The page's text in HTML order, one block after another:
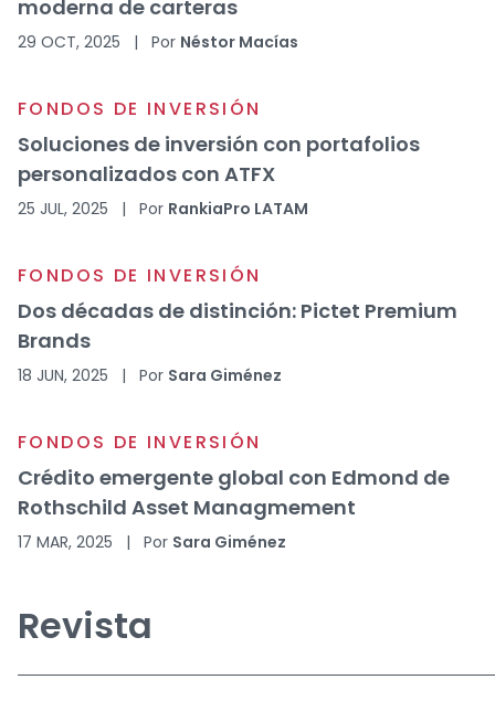
moderna de carteras
29 OCT, 2025 | Por Néstor Macías
FONDOS DE INVERSIÓN
Soluciones de inversión con portafolios
personalizados con ATFX
25 JUL, 2025 | Por RankiaPro LATAM
FONDOS DE INVERSIÓN
Dos décadas de distinción: Pictet Premium
Brands
18 JUN, 2025 | Por Sara Giménez
FONDOS DE INVERSIÓN
Crédito emergente global con Edmond de
Rothschild Asset Managmement
17 MAR, 2025 | Por Sara Giménez
Revista